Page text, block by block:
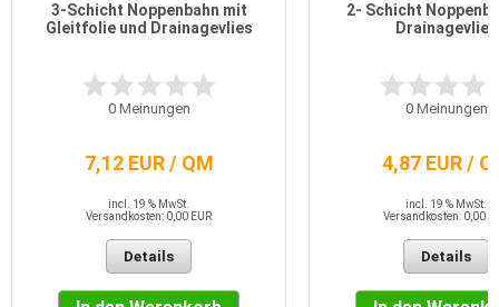
3-Schicht Noppenbahn mit
Gleitfolie und Drainagevlies
0Meinungen
7,12 EUR / QM
incl. 19 % MwSt.
Versandkosten: 0,00 EUR
Details
2- Schicht
Drainagevlies
0Meinungen
4,87 EUR /
incl. 19 % MwSt.
Versandkosten: 0,00
Details